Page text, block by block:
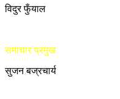
विदुर फुँयाल
समाचार प्रमुख
सुजन बज्रचार्य